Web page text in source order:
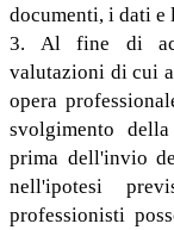
documenti, i dati e
3. Al fine di
valutazioni di cui
opera
svolgimento
prima dell'invio
nell'ipotesi
professionisti